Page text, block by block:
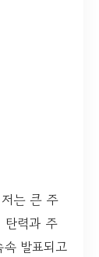
는 큰 주
탄력과 주
발표되고